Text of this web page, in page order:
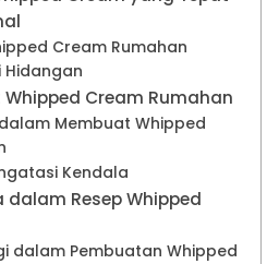
Cream Rumahan
Cream Rumahan
Membuat Whipped
Kendala
dalam Resep Whipped
dalam Pembuatan Whipped